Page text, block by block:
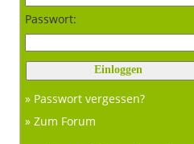
Passwort:
» Passwort vergessen?
» Zum Forum